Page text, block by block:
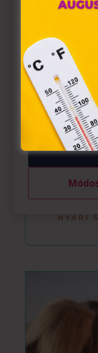
NYÁRI
A „sütiket" az
törvény, az
információs
egyes kérdéseiről
az Európai Unió
Azon
belül működnek, a
felhasználó
tárolásához a